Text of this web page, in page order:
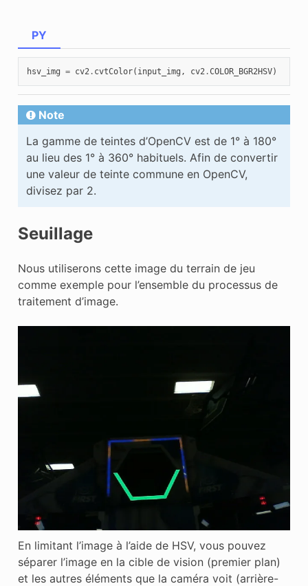
PY
hsv_img = cv2. cvtColor( input_img , cv2.COLOR_BGR2HSV)
Note
La gamme de teintes d’OpenCV est de 1° à 180°
au lieu des 1° à 360° habituels. Afin de convertir
une valeur de teinte commune en OpenCV,
divisez par 2.
Seuillage
Nous utiliserons cette image du terrain de jeu
comme exemple pour l’ensemble du processus de
traitement d’image.
En limitant l’image à l’aide de HSV, vous pouvez
séparer l’image en la cible de vision (premier plan)
et les autres éléments que la caméra voit (arrière-